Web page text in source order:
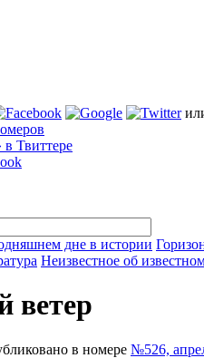
Твиттере
дне в истории
Неизвестное об
ветер
в номере №526,